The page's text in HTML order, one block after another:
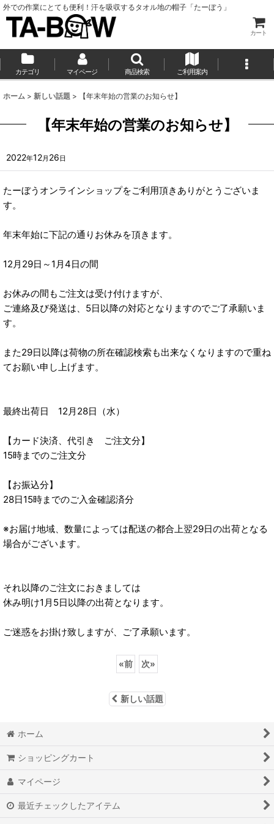
外での作業にとても便利！汗を吸収するタオル地の帽子「たーぼう」
カート
カテゴリ マイページ 商品検索 ご利用案内
ホーム > 新しい話題 > 【年末年始の営業のお知らせ】
【年末年始の営業のお知らせ】
2022年12月 26日
たーぼうオンラインショップをご利用頂きありがとうございま
す。
年末年始に下記の通りお休みを頂きます。
12月29日～1月4日の間
お休みの間もご注文は受け付けますが、
ご連絡及び発送は、5日以降の対応となりますのでご了承願いま
す。
また29日以降は荷物の所在確認検索も出来なくなりますので重ね
てお願い申し上げます。
最終出荷日 12月28日（水）
【カード決済、代引き ご注文分】
15時までのご注文分
【お振込分】
28日15時までのご入金確認済分
※お届け地域、数量によっては配送の都合上翌29日の出荷となる
場合がございます。
それ以降のご注文におきましては
休み明け1月5日以降の出荷となります。
ご迷惑をお掛け致しますが、ご了承願います。
«前 次»
新しい話題
ホーム
ショッピングカート
マイページ
最近チェックしたアイテム